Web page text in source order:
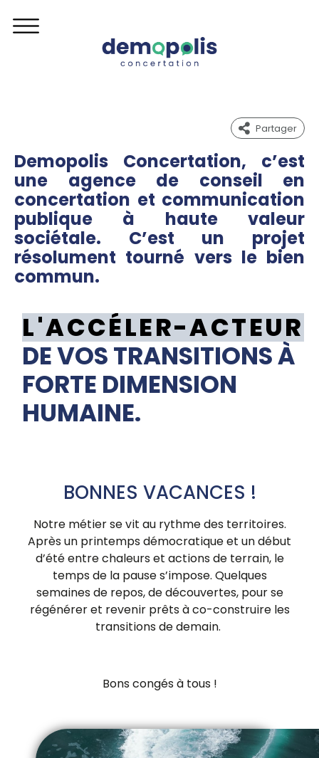
partager
Demopolis Concertation, c’est
une agence de conseil en
concertation et communication
publique à haute valeur
sociétale. C’est un projet
résolument tourné vers le bien
commun.
DE VOS TRANSITIONS À
FORTE DIMENSION
HUMAINE.
Notre métier se vit au rythme des territoires.
d’été entre chaleurs et actions de terrain, le
temps de la pause s’impose. Quelques
semaines de repos, de découvertes, pour se
régénérer et revenir prêts à co-construire les
transitions de demain.